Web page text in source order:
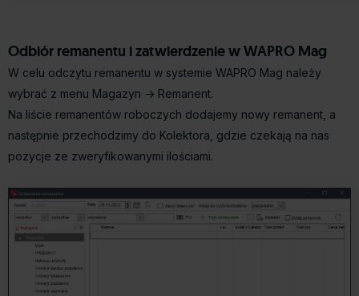
Odbiór remanentu i zatwierdzenie w WAPRO Mag
W celu odczytu remanentu w systemie WAPRO Mag należy
wybrać z menu Magazyn -> Remanent.
Na liście remanentów roboczych dodajemy nowy remanent, a
następnie przechodzimy do Kolektora, gdzie czekają na nas
pozycje ze zweryfikowanymi ilościami.